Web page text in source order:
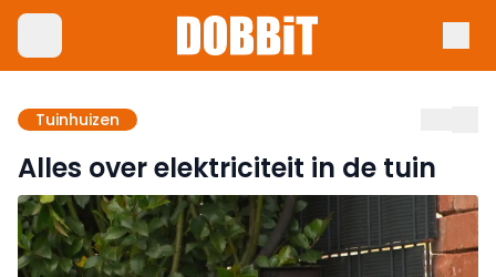
Tuinhuizen
Alles over elektriciteit in de tuin